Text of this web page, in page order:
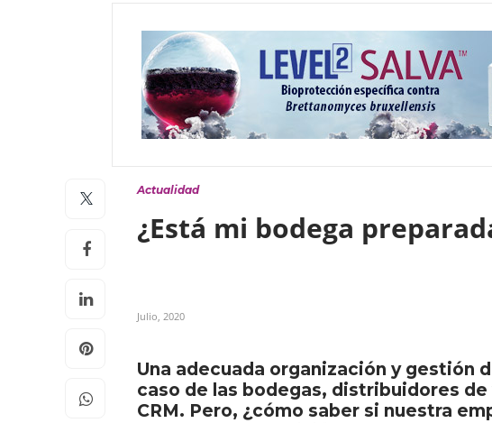
Actualidad
¿Está mi bodega
Julio, 2020
Una adecuada organización y gestión
caso de las bodegas, distribuidores
CRM. Pero, ¿cómo saber si nuestra